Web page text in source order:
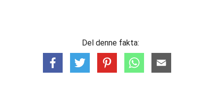
Del denne fakta: